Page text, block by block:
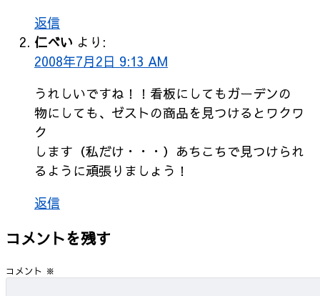
返信
仁べい より:
2008年7月2日 9:13 AM
うれしいですね！！看板にしてもガーデンの
物にしても、ゼストの商品を見つけるとワクワ
ク
します（私だけ・・・）あちこちで見つけられ
るように頑張りましょう！
返信
コメントを残す
コメント ※